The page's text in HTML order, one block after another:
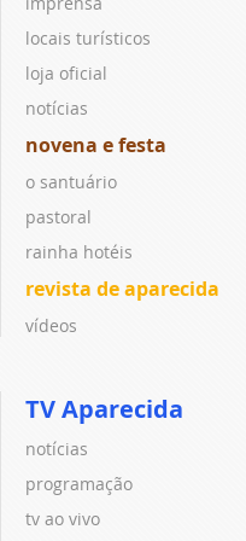
locais turísticos
loja oficial
notícias
novena e festa
o santuário
pastoral
rainha hotéis
revista de aparecida
vídeos
TV Aparecida
notícias
programação
tv ao vivo